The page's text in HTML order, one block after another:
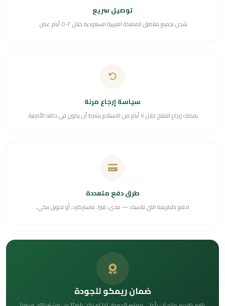
توصيل سريع
شحن لجميع مناطق المملكة العربية السعودية خلال ٢-٥ أيام عمل.
سياسة إرجاع مرنة
يمكنك إرجاع المنتج خلال ٧ أيام من الاستلام بشرط أن يكون في حالته الأصلية.
طرق دفع متعددة
ادفع بالطريقة التي تناسبك — مدى، فيزا، ماستركارد، أو تحويل بنكي.
ضمان ريمكو للجودة